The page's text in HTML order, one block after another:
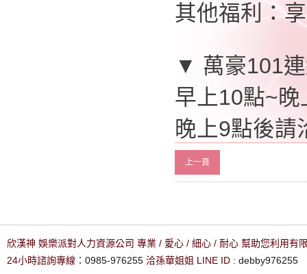
其他福利：
▼ 萬豪101
早上10點~
晚上9點後請
上一頁
欣漢神 娛樂派對人力資源公司 專業 / 愛心 / 細心 / 耐心 幫助您利用有
24小時諮詢專線： 0985-976255 洽孫華姐姐 LINE ID : debby976255